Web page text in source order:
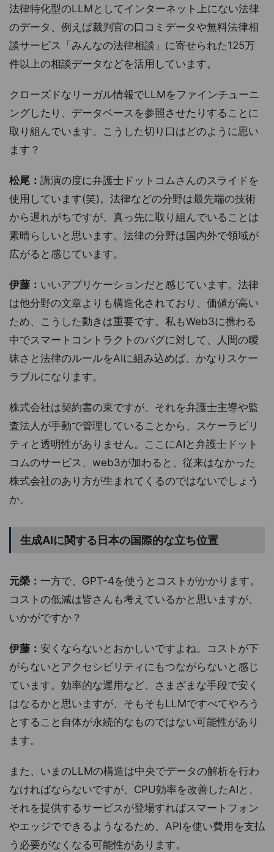
法律特化型のLLMとしてインターネット上にない法律
のデータ、例えば裁判官の口コミデータや無料法律相
談サービス「みんなの法律相談」に寄せられた125万
件以上の相談データなどを活用しています。
クローズドなリーガル情報でLLMをファインチューニ
ングしたり、データベースを参照させたりすることに
取り組んでいます。こうした切り口はどのように思い
ます？
松尾： 講演の度に弁護士ドットコムさんのスライドを
使用しています(笑)。法律などの分野は最先端の技術
から遅れがちですが、真っ先に取り組んでいることは
素晴らしいと思います。法律の分野は国内外で領域が
広がると感じています。
伊藤： いいアプリケーションだと感じています。法律
は他分野の文章よりも構造化されており、価値が高い
ため、こうした動きは重要です。私もWeb3に携わる
中でスマートコントラクトのバグに対して、人間の曖
昧さと法律のルールをAIに組み込めば、かなりスケー
ラブルになります。
株式会社は契約書の束ですが、それを弁護士主導や監
査法人が手動で管理していることから、スケーラビリ
ティと透明性がありません。ここにAIと弁護士ドット
コムのサービス、web3が加わると、従来はなかった
株式会社のあり方が生まれてくるのではないでしょう
か。
生成AIに関する日本の国際的な立ち位置
元榮： 一方で、GPT-4を使うとコストがかかります。
コストの低減は皆さんも考えているかと思いますが、
いかがですか？
伊藤： 安くならないとおかしいですよね。コストが下
がらないとアクセシビリティにもつながらないと感じ
ています。効率的な運用など、さまざまな手段で安く
はなるかと思いますが、そもそもLLMですべてやろう
とすること自体が永続的なものではない可能性があり
ます。
また、いまのLLMの構造は中央でデータの解析を行わ
なければならないですが、CPU効率を改善したAIと、
それを提供するサービスが登場すればスマートフォン
やエッジでできるようなるため、APIを使い費用を支払
う必要がなくなる可能性があります。